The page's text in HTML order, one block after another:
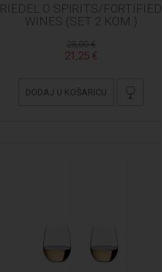
RIEDEL O SPIRITS/FORTIFIED
WINES (SET 2 KOM.)
25,00 €
21,25 €
DODAJ U KOŠARICU